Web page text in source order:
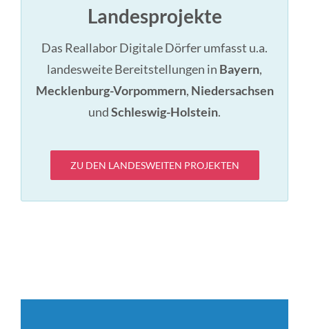
Landesprojekte
Das Reallabor Digitale Dörfer umfasst u.a.
landesweite Bereitstellungen in Bayern,
Mecklenburg-Vorpommern, Niedersachsen
undSchleswig-Holstein.
ZU DEN LANDESWEITEN PROJEKTEN